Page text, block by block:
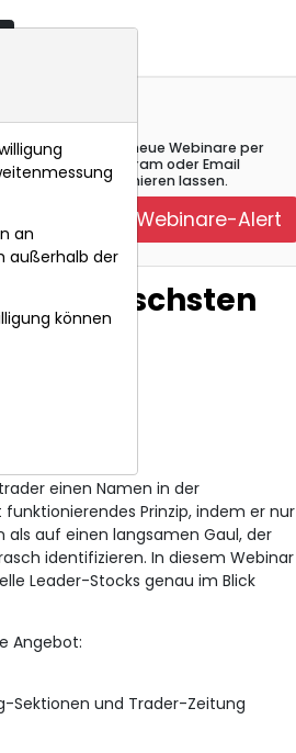
Über neue Webinare per
Telegram oder Email
informieren lassen.
Webinare-Alert
bullischsten
einen Namen in der
Prinzip, indem er nur
auf einen langsamen Gaul, der
identifizieren. In diesem Webinar
Leader-Stocks genau im Blick
Angebot:
Sektionen und Trader-Zeitung
an
außerhalb der
können